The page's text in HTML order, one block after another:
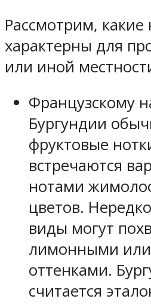
Рассмотрим,
характерны для
или иной
Французскому
Бургундии
фруктовые
встречаются
нотами
цветов.
виды могут
лимонными
оттенками.
считается